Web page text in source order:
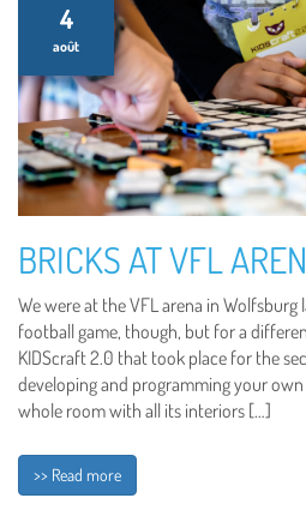
4
août
BRICKS AT VFL
We were at the VFL arena in Wolfsburg
football game, though, but for a
KIDScraft 2.0 that took place for the
developing and programming your
whole room with all its interiors […]
>> Read more